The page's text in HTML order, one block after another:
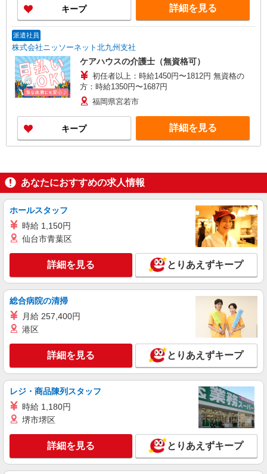
キープ 詳細を見る
派遣社員
株式会社ニッソーネット北九州支社
ケアハウスの介護士（無資格可）
初任者以上：時給1450円〜1812円 無資格の
方：時給1350円〜1687円
福岡県宮若市
キープ 詳細を見る
あなたにおすすめの求人情報
ホールスタッフ
時給 1,150円
仙台市青葉区
詳細を見る とりあえずキープ
総合病院の清掃
月給 257,400円
港区
詳細を見る とりあえずキープ
レジ・商品陳列スタッフ
時給 1,180円
堺市堺区
詳細を見る とりあえずキープ